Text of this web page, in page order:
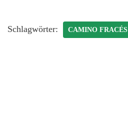
Schlagwörter: CAMINO FRACÉS